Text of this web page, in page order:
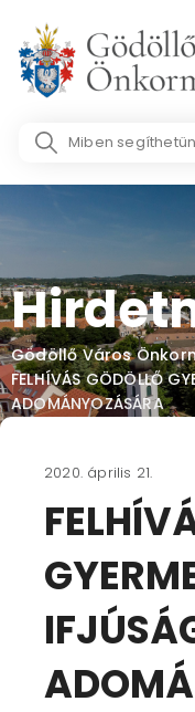
content
Search
Gödöllő Város
FELHÍVÁS GÖDÖLLŐ
ADOMÁNYOZÁSÁRA
2020. április 21.